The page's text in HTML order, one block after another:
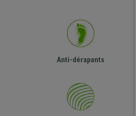
Anti-dérapants